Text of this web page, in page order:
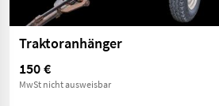
Traktoranhänger
150 €
MwSt nicht ausweisbar